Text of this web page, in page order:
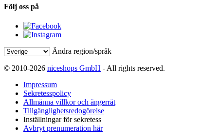
Följ oss på
Ändra region/språk
© 2010-2026 niceshops GmbH - All rights reserved.
Impressum
Sekretesspolicy
Allmänna villkor och ångerrät
Tillgänglighetsredogörelse
Inställningar för sekretess
Avbryt prenumeration här